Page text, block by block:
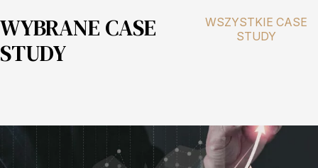
WYBRANE CASE
STUDY
WSZYSTKIE CASE
STUDY